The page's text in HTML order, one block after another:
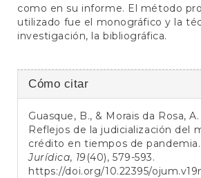
como en su informe. El método
utilizado fue el monográfico y la
investigación, la bibliográfica.
Detalles
del
artículo
Cómo citar
Guasque, B., & Morais da Rosa,
Reflejos de la judicialización del
crédito en tiempos de pandemia.
Jurídica, 19(40), 579-593.
https://doi.org/10.22395/